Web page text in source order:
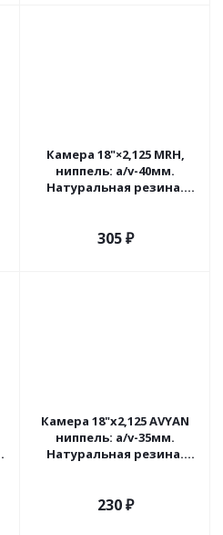
Камера 18"×2,125 MRH,
ниппель: a/v-40мм.
Натуральная резина.
305₽
Камера 18"х2,125 AVYAN
ниппель: a/v-35мм.
Натуральная резина.
230₽